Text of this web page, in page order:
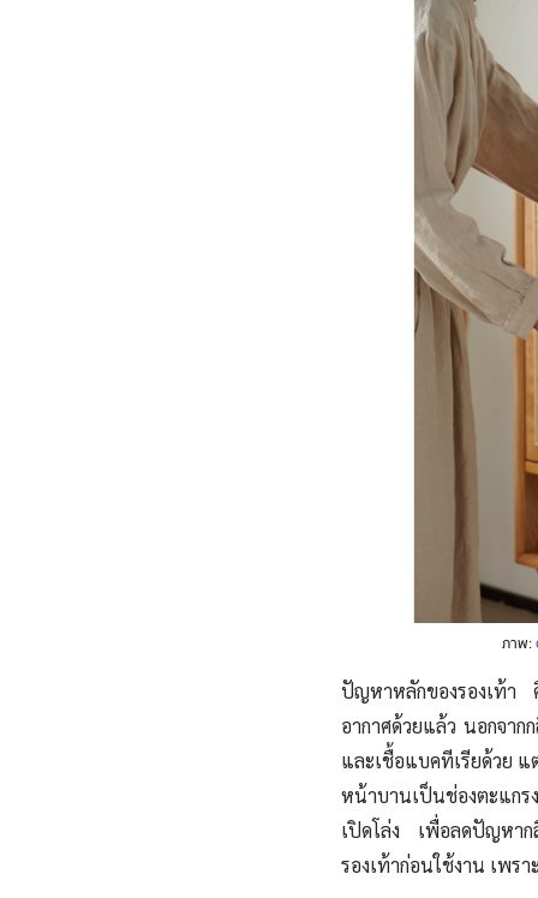
ภาพ:
ปัญหาหลักของรองเท้า
อากาศด้วยแล้ว นอกจา
และเชื้อแบคทีเรียด้วย
หน้าบานเป็นช่องตะแก
เปิดโล่ง เพื่อลดปัญหา
รองเท้าก่อนใช้งาน เพร